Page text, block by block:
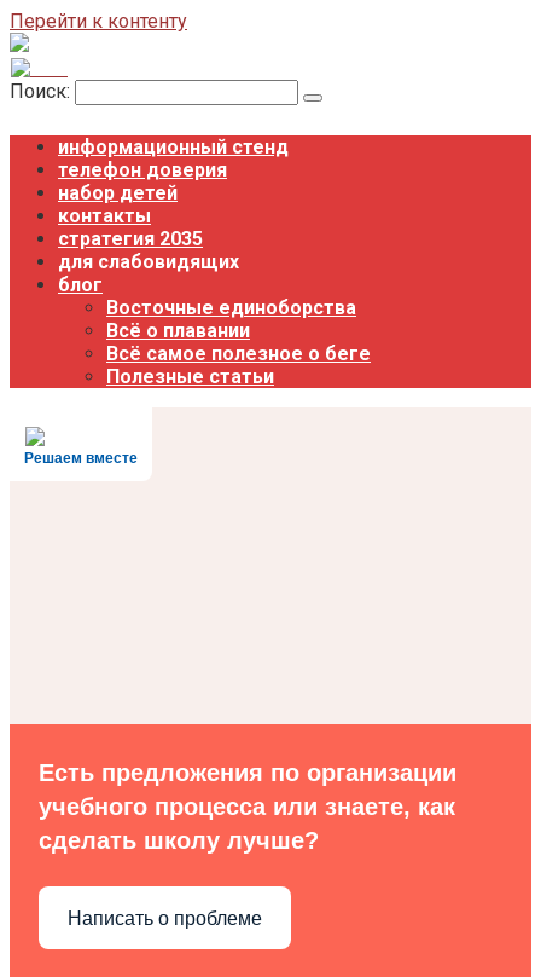
Перейти к контенту
Поиск:
информационный стенд
телефон доверия
набор детей
контакты
стратегия 2035
для слабовидящих
блог
Восточные единоборства
Всё о плавании
Всё самое полезное о беге
Полезные статьи
Решаем вместе
Есть предложения по организации
учебного процесса или знаете, как
сделать школу лучше?
Написать о проблеме